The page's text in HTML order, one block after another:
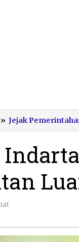
» Jejak